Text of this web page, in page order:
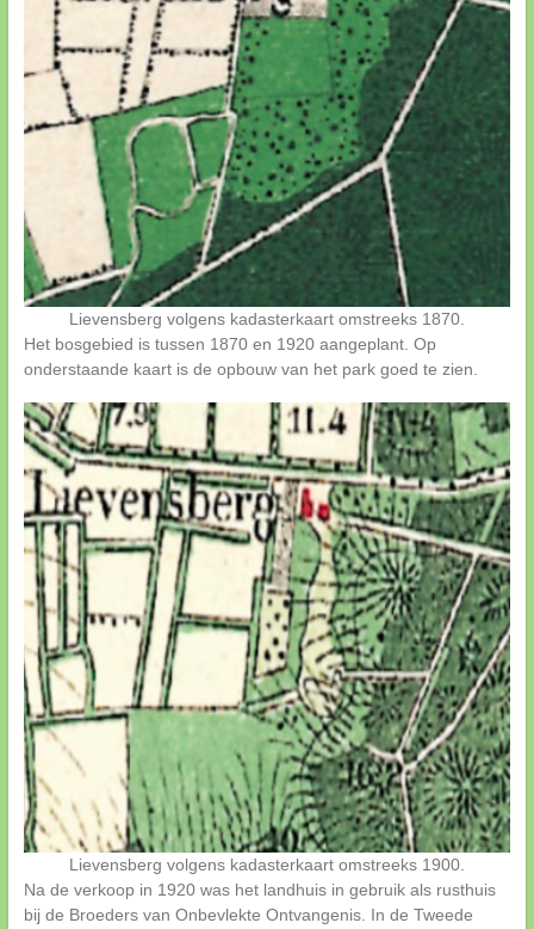
Lievensberg volgens kadasterkaart omstreeks 1870.
Het bosgebied is tussen 1870 en 1920 aangeplant. Op
onderstaande kaart is de opbouw van het park goed te zien.
Lievensberg volgens kadasterkaart omstreeks 1900.
Na de verkoop in 1920 was het landhuis in gebruik als rusthuis
bij de Broeders van Onbevlekte Ontvangenis. In de Tweede